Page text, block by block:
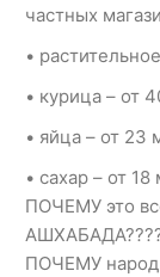
частных
•
• курица – от
• яйца – от 23
• сахар – от
ПОЧЕМУ это
ПОЧЕМУ народ